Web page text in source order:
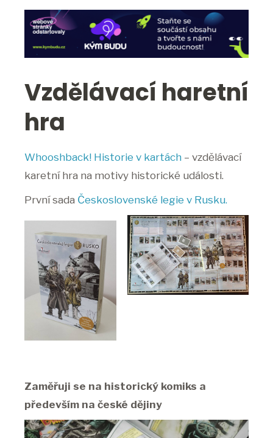
Vzdělávací haretní
hra
Whooshback! Historie v kartách – vzdělávací
karetní hra na motivy historické události.
První sada Československé legie v Rusku.
Zaměřuji se na historický komiks a
především na české dějiny